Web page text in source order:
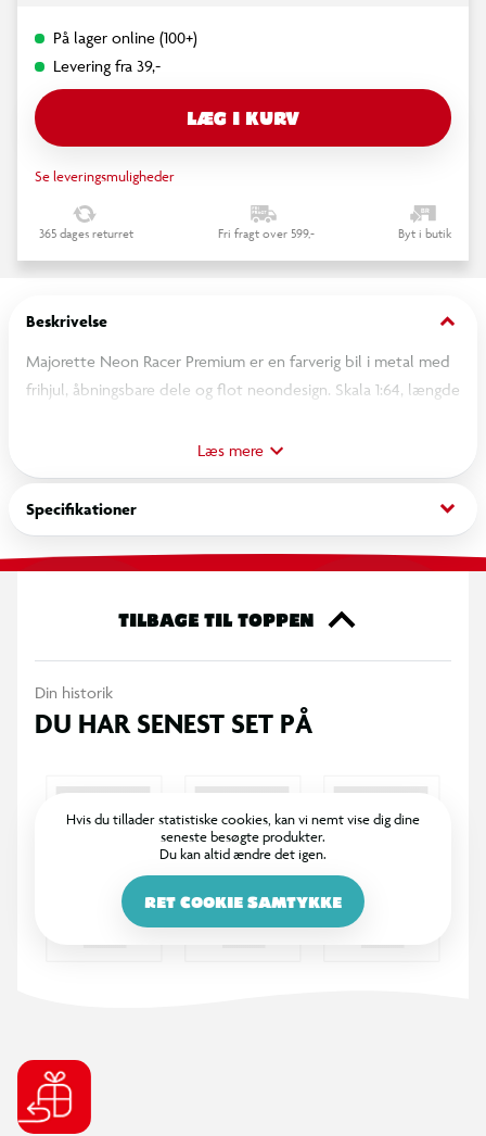
På lager online (100+)
Levering fra 39,-
LÆG I KURV
Se leveringsmuligheder
365 dages returret Fri fragt over 599,- Byt i butik
Beskrivelse keyboard_arrow_down
Majorette Neon Racer Premium er en farverig bil i metal med
frihjul, åbningsbare dele og flot neondesign. Skala 1:64, længde
OBS! Varen er assorteret, og bestemt variant kan ikke
garanteres
Læs mere
Specifikationer keyboard_arrow_down
TILBAGE TIL TOPPEN
Din historik
DU HAR SENEST SET PÅ
Hvis du tillader statistiske cookies, kan vi nemt vise dig dine
seneste besøgte produkter.
Du kan altid ændre det igen.
RET COOKIE SAMTYKKE